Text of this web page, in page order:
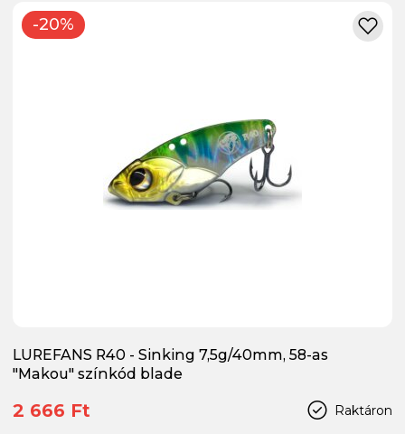
-20%
LUREFANS R40 - Sinking 7,5g/40mm, 58-as
"Makou" színkód blade
Raktáron
2 666 Ft